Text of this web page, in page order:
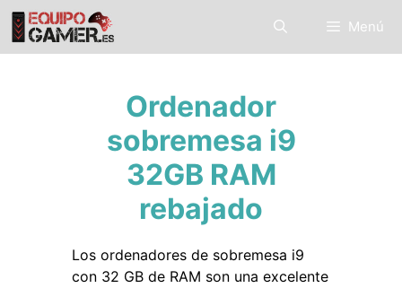
Saltar
contenido
Menú
Ordenador
sobremesa i9
32GB RAM
rebajado
Los ordenadores de sobremesa i9
con 32 GB de RAM son una excelente